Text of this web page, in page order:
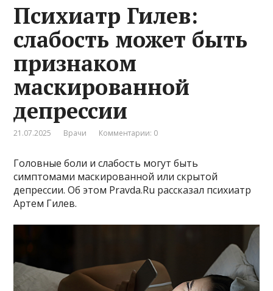
Психиатр Гилев:
слабость может быть
признаком
маскированной
депрессии
21.07.2025 Врачи Комментарии: 0
Головные боли и слабость могут быть
симптомами маскированной или скрытой
депрессии. Об этом Pravda.Ru рассказал психиатр
Артем Гилев.